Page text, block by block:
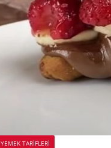
YEMEK TARİFLERİ